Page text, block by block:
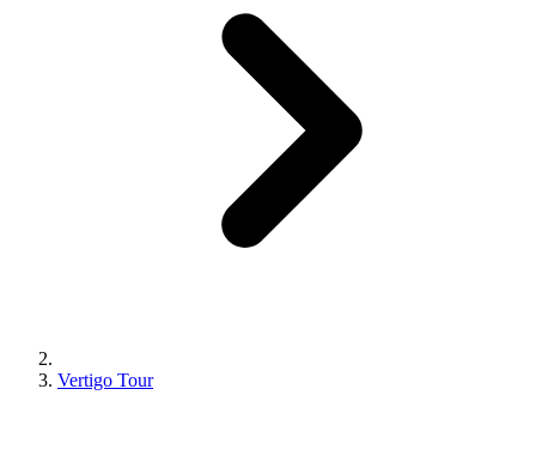
Vertigo Tour